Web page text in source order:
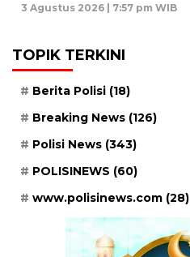
3 Agustus 2026 | 7:57 pm WIB
TOPIK TERKINI
Berita Polisi (18)
Breaking News (126)
Polisi News (343)
POLISINEWS (60)
www.polisinews.com (28)